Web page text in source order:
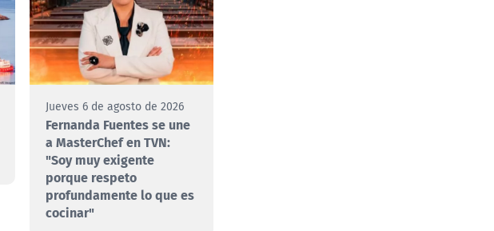
Jueves 6 de agosto de 2026
Fernanda Fuentes se une
a MasterChef en TVN:
"Soy muy exigente
porque respeto
profundamente lo que es
cocinar"